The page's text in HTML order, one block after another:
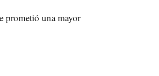
prometió una mayor